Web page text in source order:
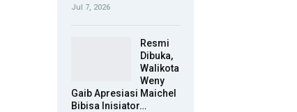
Jul 7, 2026
Resmi
Dibuka,
Walikota
Weny
Gaib Apresiasi Maichel
Bibisa Inisiator…